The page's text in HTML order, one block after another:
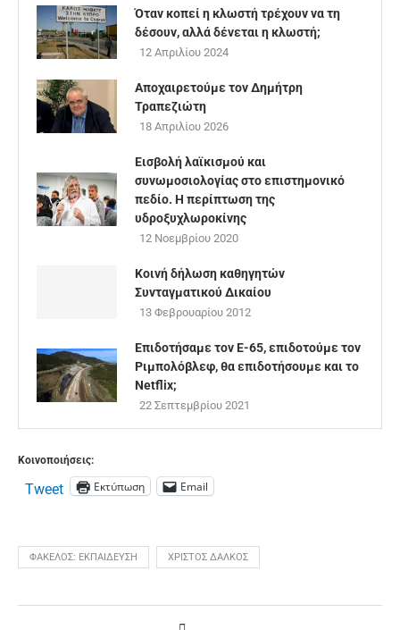
Όταν κοπεί η κλωστή τρέχουν να τη
δέσουν, αλλά δένεται η κλωστή;
12 Απριλίου 2024
Αποχαιρετούμε τον Δημήτρη
Τραπεζιώτη
18 Απριλίου 2026
Εισβολή λαϊκισμού και
συνωμοσιολογίας στο επιστημονικό
πεδίο. Η περίπτωση της
υδροξυχλωροκίνης
12 Νοεμβρίου 2020
Κοινή δήλωση καθηγητών
Συνταγματικού Δικαίου
13 Φεβρουαρίου 2012
Επιδοτήσαμε τον Ε-65, επιδοτούμε τον
Ριμπολόβλεφ, θα επιδοτήσουμε και το
Netflix;
22 Σεπτεμβρίου 2021
Κοινοποιήσεις:
Tweet Εκτύπωση Email
ΦΆΚΕΛΟΣ: ΕΚΠΑΊΔΕΥΣΗ ΧΡΊΣΤΟΣ ΔΆΛΚΟΣ